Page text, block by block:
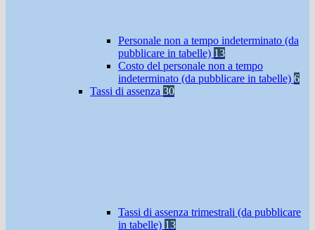
Personale non a tempo indeterminato (da
pubblicare in tabelle) 13
Costo del personale non a tempo
indeterminato (da pubblicare in tabelle) 6
Tassi di assenza 30
Tassi di assenza trimestrali (da pubblicare
in tabelle) 13